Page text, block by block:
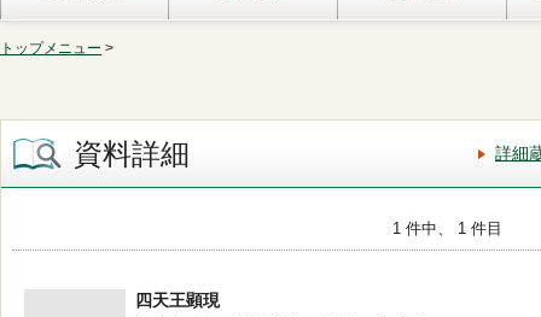
トップメニュー >
資料詳細 詳細
1 件中、 1 件目
四天王顕現